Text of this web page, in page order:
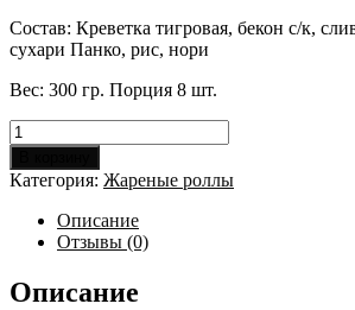
Состав: Креветка тигровая, бекон с/к,
сухари Панко, рис, нори
Вес: 300 гр. Порция 8 шт.
Количество
товара
Эби
батакон
Категория: Жареные роллы
Описание
Отзывы (0)
Описание